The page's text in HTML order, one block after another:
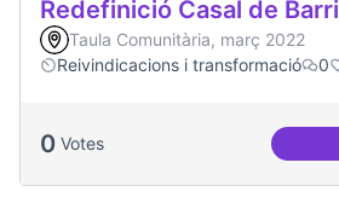
Redefinició Casal de Barri
Taula Comunitària, març 2022
Reivindicacions i transformació
0
0 Votes